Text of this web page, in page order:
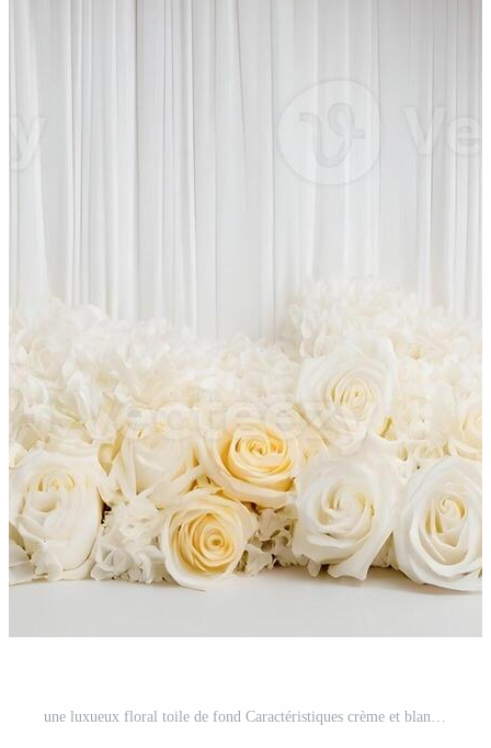
une luxueux floral toile de fond Caractéristiques crème et blanc des roses élégant orchidées et doux drapé en tissu Photo Pro